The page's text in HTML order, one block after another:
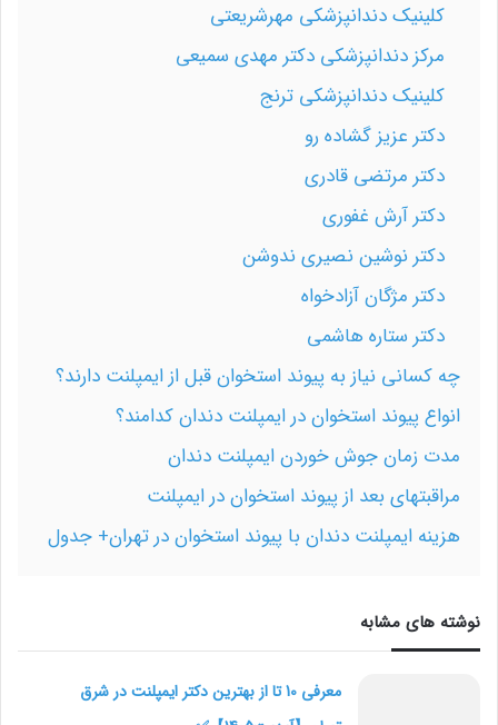
کلینیک دندانپزشکی مهرشریعتی
مرکز دندانپزشکی دکتر مهدی سمیعی
کلینیک دندانپزشکی ترنج
دکتر عزیز گشاده رو
دکتر مرتضی قادری
دکتر آرش غفوری
دکتر نوشین نصیری ندوشن
دكتر مژگان آزادخواه
دکتر ستاره هاشمی
چه کسانی نیاز به پیوند استخوان قبل از ایمپلنت دارند؟
انواع پیوند استخوان در ایمپلنت دندان کدامند؟
مدت زمان جوش خوردن ایمپلنت دندان
مراقبتهای بعد از پیوند استخوان در ایمپلنت
هزینه ایمپلنت دندان با پیوند استخوان در تهران+ جدول
نوشته های مشابه
معرفی 10 تا از بهترین دکتر ایمپلنت در شرق